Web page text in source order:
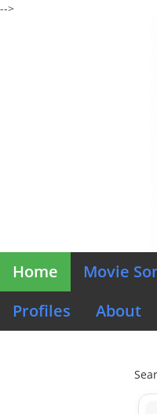
-->
Home Movie
Profiles
About